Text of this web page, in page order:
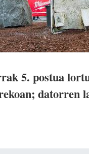
5. postua
datorren